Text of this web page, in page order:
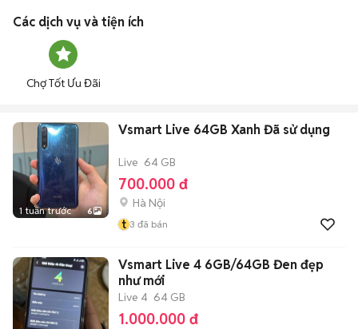
Các dịch vụ và tiện ích
Chợ Tốt Ưu Đãi
1 tuần trước 6
Vsmart Live 64GB Xanh Đã sử dụng
Live 64 GB
700.000 đ
Hà Nội
t 3 đã bán
Vsmart Live 4 6GB/64GB Đen đẹp
như mới
Live 4 64 GB
1.000.000 đ